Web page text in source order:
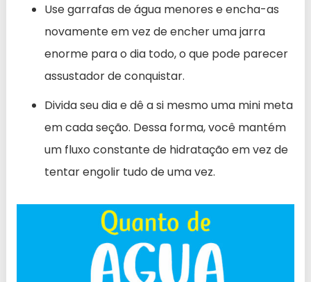
Use garrafas de água menores e encha-as
novamente em vez de encher uma jarra
enorme para o dia todo, o que pode parecer
assustador de conquistar.
Divida seu dia e dê a si mesmo uma mini meta
em cada seção. Dessa forma, você mantém
um fluxo constante de hidratação em vez de
tentar engolir tudo de uma vez.